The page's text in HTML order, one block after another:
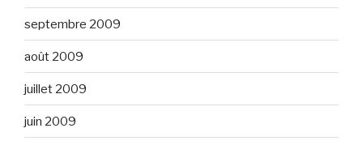
septembre 2009
août 2009
juillet 2009
juin 2009